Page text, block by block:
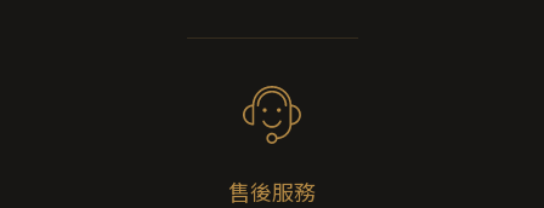
售後服務